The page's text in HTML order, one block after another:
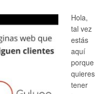
Hola,
tal vez
estás
aquí
porque
quieres
tener